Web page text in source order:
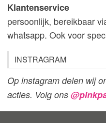
Klantenservice
persoonlijk, bereikbaar
whatsapp. Ook voor
INSTRAGRAM
Op instagram delen wij
acties. Volg ons